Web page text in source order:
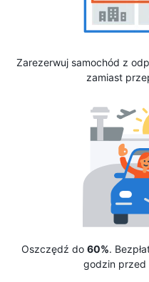
Zarezerwuj samochód z
zamiast
Oszczędź do 60%.
godzin przed